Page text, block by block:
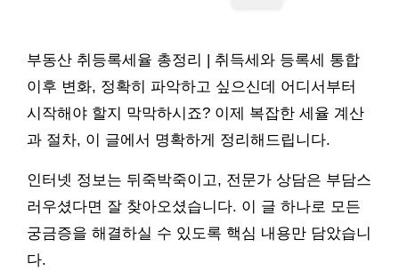
부동산 취등록세율 총정리 | 취득세와 등록세 통합
이후 변화, 정확히 파악하고 싶으신데 어디서부터
시작해야 할지 막막하시죠? 이제 복잡한 세율 계산
과 절차, 이 글에서 명확하게 정리해드립니다.
인터넷 정보는 뒤죽박죽이고, 전문가 상담은 부담스
러우셨다면 잘 찾아오셨습니다. 이 글 하나로 모든
궁금증을 해결하실 수 있도록 핵심 내용만 담았습니
다.